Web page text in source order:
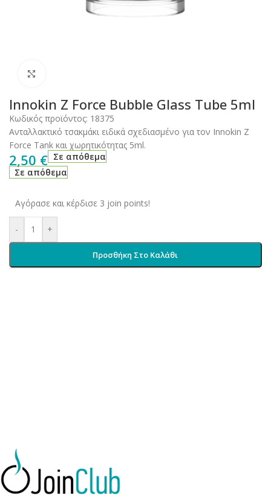
Innokin Z Force Bubble Glass Tube 5ml
Κωδικός προϊόντος: 18375
Ανταλλακτικό τσακμάκι ειδικά σχεδιασμένο για τον Innokin Z
Force Tank και χωρητικότητας 5ml.
2,50 € Σε απόθεμα
Σε απόθεμα
Αγόρασε και κέρδισε 3 join points!
- +
Προσθήκη Στο Καλάθι